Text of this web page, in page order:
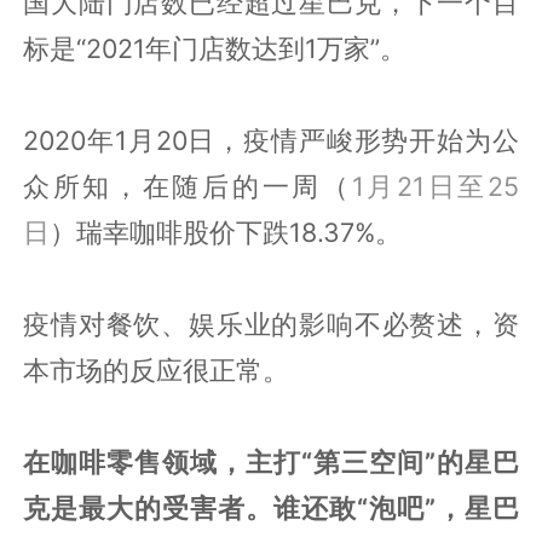
标是“2021年门店数达到1万家”。
2020年1月20日，疫情严峻形势开始为公
众所知，在随后的一周（ 1月21日至25
日 ）瑞幸咖啡股价下跌18.37%。
疫情对餐饮、娱乐业的影响不必赘述，资
本市场的反应很正常。
在咖啡零售领域，主打“第三空间”的星巴
克是最大的受害者。谁还敢“泡吧”，星巴